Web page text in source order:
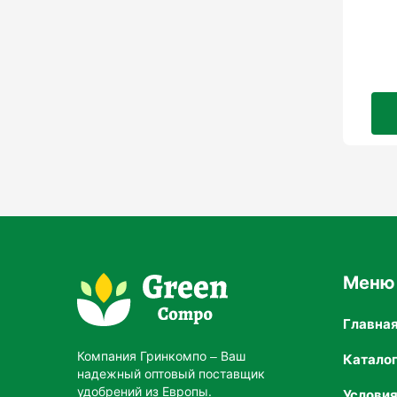
Компания Гринкомпо – Ваш
надежный оптовый поставщик
удобрений из Европы.
Меню
Каталог